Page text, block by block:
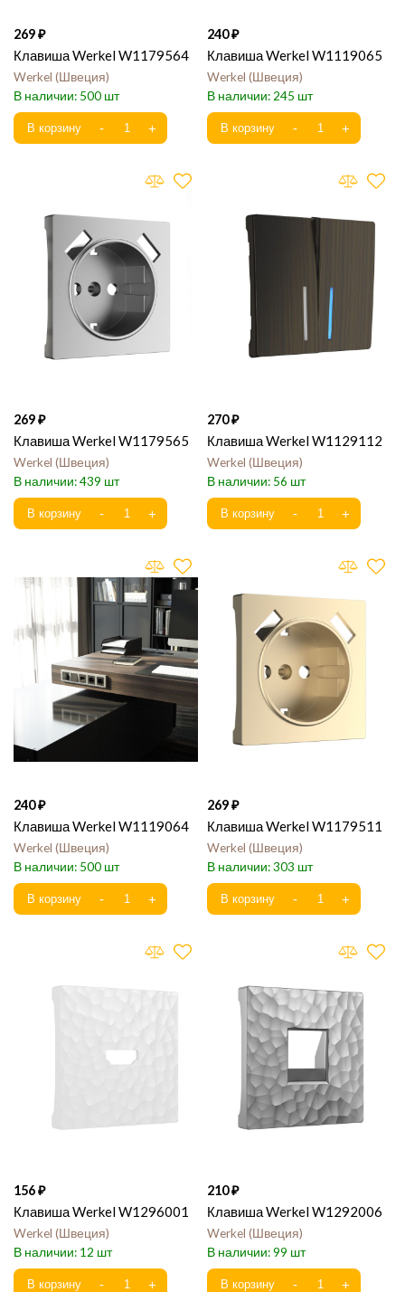
269
Клавиша Werkel W1179564
Werkel Швеция
500
240
Клавиша Werkel W1119065
Werkel Швеция
245
269
Клавиша Werkel W1179565
Werkel Швеция
439
270
Клавиша Werkel W1129112
Werkel Швеция
56
240
Клавиша Werkel W1119064
Werkel Швеция
500
269
Клавиша Werkel W1179511
Werkel Швеция
303
156
Клавиша Werkel W1296001
Werkel Швеция
12
210
Клавиша Werkel W1292006
Werkel Швеция
99